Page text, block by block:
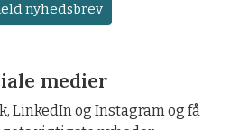
nyhedsbrev
medier
LinkedIn og Instagram og få